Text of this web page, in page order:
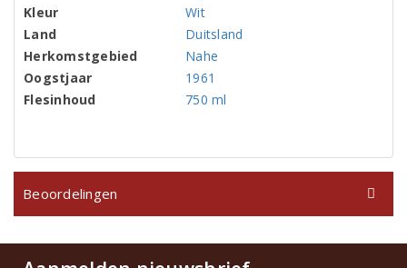
Kleur
Wit
Land
Duitsland
Herkomstgebied
Nahe
Oogstjaar
1961
Flesinhoud
750 ml
Beoordelingen